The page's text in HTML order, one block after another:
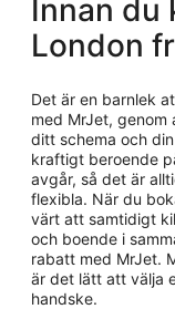
Innan du
London
Det är en barnlek
med MrJet, genom
ditt schema och
kraftigt beroende
avgår, så det är
flexibla. När du
värt att samtidigt
och boende i
rabatt med MrJet.
är det lätt att välja
handske.